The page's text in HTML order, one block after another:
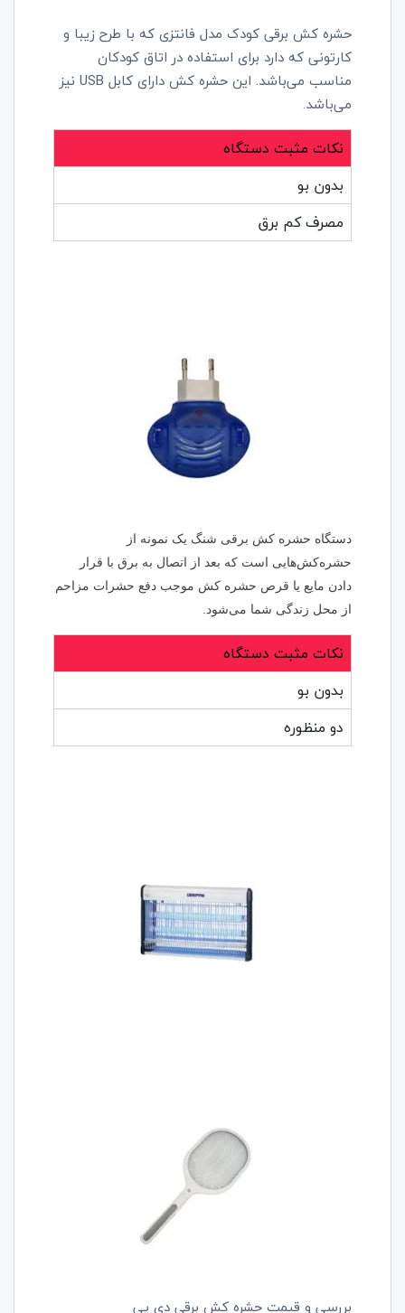
حشره کش برقی کودک مدل فانتزی که با طرح زیبا و
کارتونی که دارد برای استفاده در اتاق کودکان
مناسب می‌‌‌باشد. این حشره کش دارای کابل USB نیز
می‌باشد.
نکات مثبت دستگاه
بدون بو
مصرف کم برق
دستگاه حشره کش برقی شنگ یک نمونه از
حشره‌کش‌هایی است که بعد از اتصال به برق با قرار
دادن مایع یا قرص حشره کش موجب دفع حشرات مزاحم
از محل زندگی شما می‌شود.
نکات مثبت دستگاه
بدون بو
دو منظوره
بررسی و قیمت حشره کش برقی دی پی